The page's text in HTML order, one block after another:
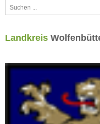
Suchen
...
Landkreis